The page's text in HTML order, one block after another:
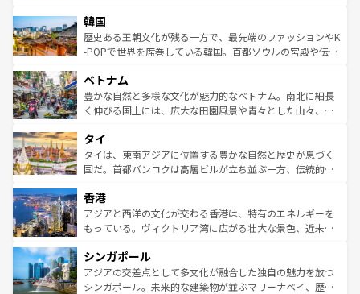
ワイを、存分に味わってほしい。 なお、新着のハワイ情報
はコンテンツ一覧を参照してほしい。
いる。アクティビティも充実しており、サーフィンやダイ
ビング、ハイキングなど、アウトドア好きにはたまらな
い。オーストラリアの多彩な魅力を存分に味わいつくそ
参照してほしい。
ン）、静ひつな山岳地帯である台湾東部など、都市の喧騒
と山間の静けさが共存しており、訪れる人に新しい発見と
驚きをもたらしてくれる。また、奥深い台湾の食文化も魅
容にもいいと評判のスイーツなど、バラエティ豊かな料理
が味わえる。 なお、新着の台湾情報は コンテンツ一覧を参
照してほしい。
韓国
歴史ある王朝文化が残る一方で、最先端のファッションやK
-POPで世界を席巻している韓国。首都ソウルの宮殿や伝統
き、地方に足を延ばせば四季折々の自然美を楽しむことが
できる。そして、キムチや焼肉、絶品のストリートフード
まで、さまざまな韓国料理が待っている。夜には、韓国な
リティに包まれながら、韓国の多彩な魅力を心ゆくまで味
わってみてほしい。 なお、新着の韓国情報はコンテンツ一
覧を参照してほしい。
ベトナム
豊かな自然と多様な文化が魅力的なベトナム。南北に細長
く伸びる国土には、広大な田園風景や青々とした山々、世
急速な発展と共に伝統が息づく。ハノイの古い町並みやホ
ーチミン市のフランス統治時代の建物も、独特の雰囲気を
醸し出している。また、バラエティの豊かさとおいしさで
とつ。フォーやバインミー、ベトナムコーヒーなどは、ぜ
ひ現地で味わいたい。どの地域を訪れてもあたたかい人々
が旅行者を迎えてくれるので、きっと忘れられない旅にな
参照してほしい。
タイ
タイは、東南アジアに位置する豊かな自然と歴史が息づく
国だ。首都バンコクは高層ビルが立ち並ぶ一方、伝統的な
の活気が交差している。北部ではチェンマイなどの山岳地
帯で自然と触れ合い、南部ではプーケットやクラビの美し
いビーチでリゾート気分を楽しむことができる。タイ料理
激する。気候は一年中温暖で、どの季節にも異なる楽しみ
が待っている。親しみやすいタイの人々、仏教を中心とし
た文化、そして多様な観光資源が、訪れる旅人を魅了し続
香港
アジアと西洋の文化が交わる香港は、特有のエネルギーを
もっている。ヴィクトリア湾に広がる壮大な景色、近未来
み、どこを訪れても感動するはず。観光スポットが密集し
ており、効率よく見どころを回れるのも魅力。息をのむよ
うな絶景から文化的な体験まで、香港を存分に楽しみ尽く
シンガポール
アジアの交差点として多文化が融合した独自の魅力を放つ
シンガポール。未来的な建築物が並ぶマリーナベイ、歴史